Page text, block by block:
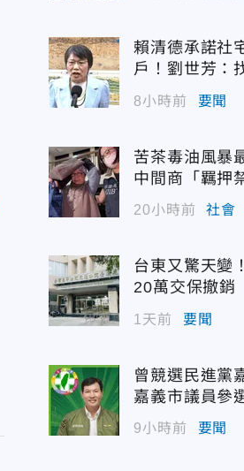
賴清德承諾社
戶！劉世芳：
空餘屋
8小時前 要聞
苦茶毒油風暴
中間商「羈押
20小時前 社會
台東又驚天變
20萬交保撤
1天前 要聞
曾競選民進黨
嘉義市議員參
選！
9小時前 要聞